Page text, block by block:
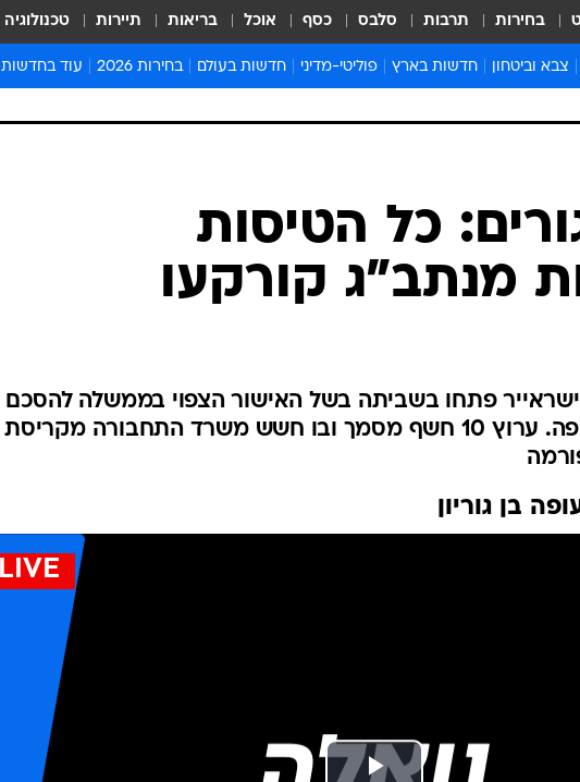
בחירות תרבות סלבס כסף אוכל בריאות תיירות טכנולוגיה
צבא וביטחון חדשות בארץ
ישראלים בחו"ל
בריאות
חברה ורווחה
פוליטי-מדיני חדשות בעולם
אפריקה
בחירות 2026 עוד בחדשות
לוח שנה
חדשות יהדות
כל הטיסות
מנתב"ג קורקעו
פתחו בשביתה בשל האישור הצפוי בממשלה להסכם
שיגביר התחרות בתעופה. ערוץ 10 חשף מסמך ובו חשש משרד התחבורה מקריסת
בן גוריון